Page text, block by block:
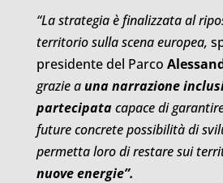
“La strategia è finalizzata al
territorio sulla scena europea,
presidente del Parco
grazie a una narrazione
partecipatacapace di
future concrete possibilità di
permetta loro di restare sui
nuove energie”.